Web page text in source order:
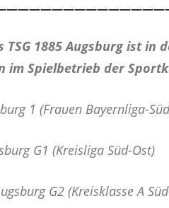
1885 Augsburg ist in
im Spielbetrieb der
1 (Frauen Bayernliga-
G1 (Kreisliga Süd-Ost)
G2 (Kreisklasse A